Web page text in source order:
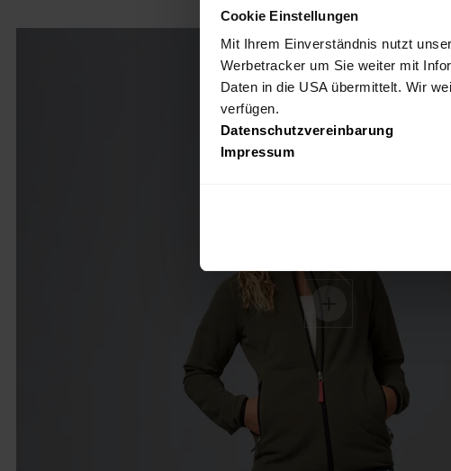
Cookie Einstellungen
Mit Ihrem Einverständnis nutzt
Werbetracker um Sie weiter mit
Daten in die USA übermittelt. Wir
verfügen.
Datenschutzvereinbarung
Impressum